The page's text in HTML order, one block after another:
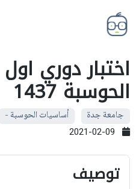
اختبار دوري
الحوسبة 1437
جامعة جدة أساسيات الحوسبة -
توصيف